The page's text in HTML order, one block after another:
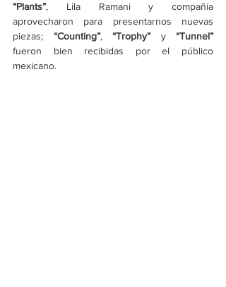
“Plants”, Lila Ramani y compañía
aprovecharon para presentarnos nuevas
piezas; “Counting”, “Trophy” y
“Tunnel”
fueron bien recibidas por el público
mexicano.